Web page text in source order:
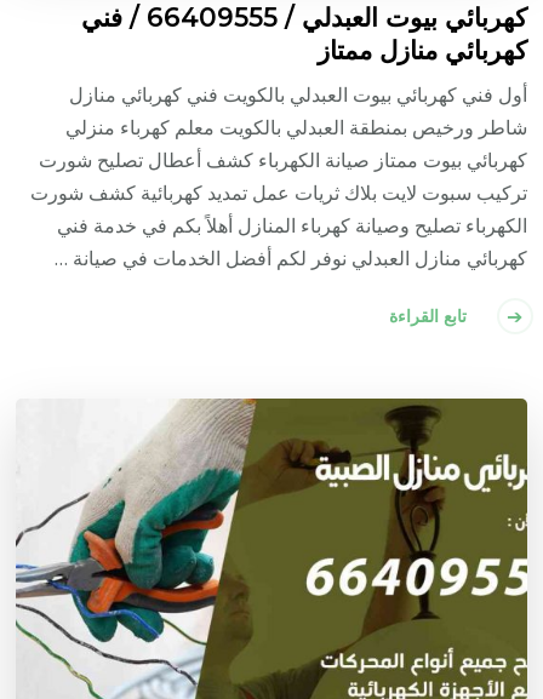
كهربائي بيوت العبدلي / 66409555 / فني
كهربائي منازل ممتاز
أول فني كهربائي بيوت العبدلي بالكويت فني كهربائي منازل
شاطر ورخيص بمنطقة العبدلي بالكويت معلم كهرباء منزلي
كهربائي بيوت ممتاز صيانة الكهرباء كشف أعطال تصليح شورت
تركيب سبوت لايت بلاك ثريات عمل تمديد كهربائية كشف شورت
الكهرباء تصليح وصيانة كهرباء المنازل أهلاً بكم في خدمة فني
كهربائي منازل العبدلي نوفر لكم أفضل الخدمات في صيانة …
تابع القراءة